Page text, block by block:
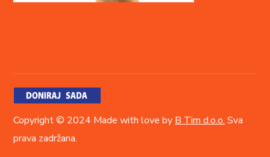
Copyright © 2024 Made with love by B Tim d.o.o. Sva
prava zadržana.